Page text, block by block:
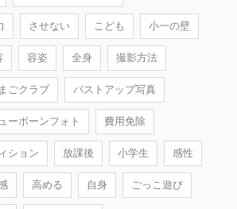
させない こども 小一の壁
容姿 全身 撮影方法
ごクラブ バストアップ写真
ーボーンフォト 費用免除
ション 放課後 小学生 感性
高める 自身 ごっこ遊び